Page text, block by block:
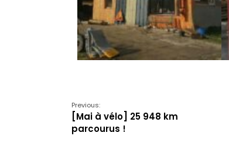
Previous:
[Mai à vélo] 25 948 km
parcourus !